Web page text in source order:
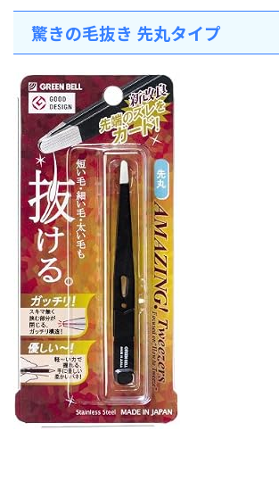
驚きの毛抜き 先丸タイプ